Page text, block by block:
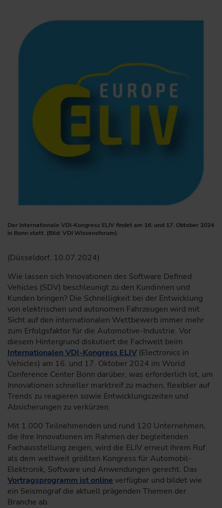
Der Internationale VDI-Kongress ELIV findet am 16. und 17. Oktober 2024
in Bonn statt. (Bild: VDI Wissensforum)
(Düsseldorf, 10.07.2024)
Wie lassen sich Innovationen des Software Defined
Vehicles (SDV) beschleunigt zu den Kundinnen und
Kunden bringen? Die Schnelligkeit bei der Entwicklung
von elektrischen und autonomen Fahrzeugen wird mit
Sicht auf den internationalen Wettbewerb immer mehr
zum Erfolgsfaktor für die Automotive-Industrie. Vor
diesem Hintergrund diskutiert die Fachwelt beim
Internationalen VDI-Kongress ELIV (Electronics in
Vehicles) am 16. und 17. Oktober 2024 im World
Conference Center Bonn darüber, was erforderlich ist, um
Innovationen schneller marktreif zu machen, flexibler auf
Trends zu reagieren sowie Entwicklungszeiten und
Absicherungen zu verkürzen.
Mit 1.000 Teilnehmenden und rund 120 Unternehmen,
die ihre Innovationen im Rahmen der begleitenden
Fachausstellung zeigen, wird die ELIV erneut ihrem Ruf
als dem weltweit größten Kongress für Automobil-
Elektronik, Software und Anwendungen gerecht. Das
Vortragsprogramm ist online verfügbar und bildet wie
ein Seismograf die aktuell prägenden Themen der
Branche ab.